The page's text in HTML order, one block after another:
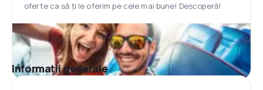
oferte ca să ți le oferim pe cele mai bune! Descoperă!
Informații generale